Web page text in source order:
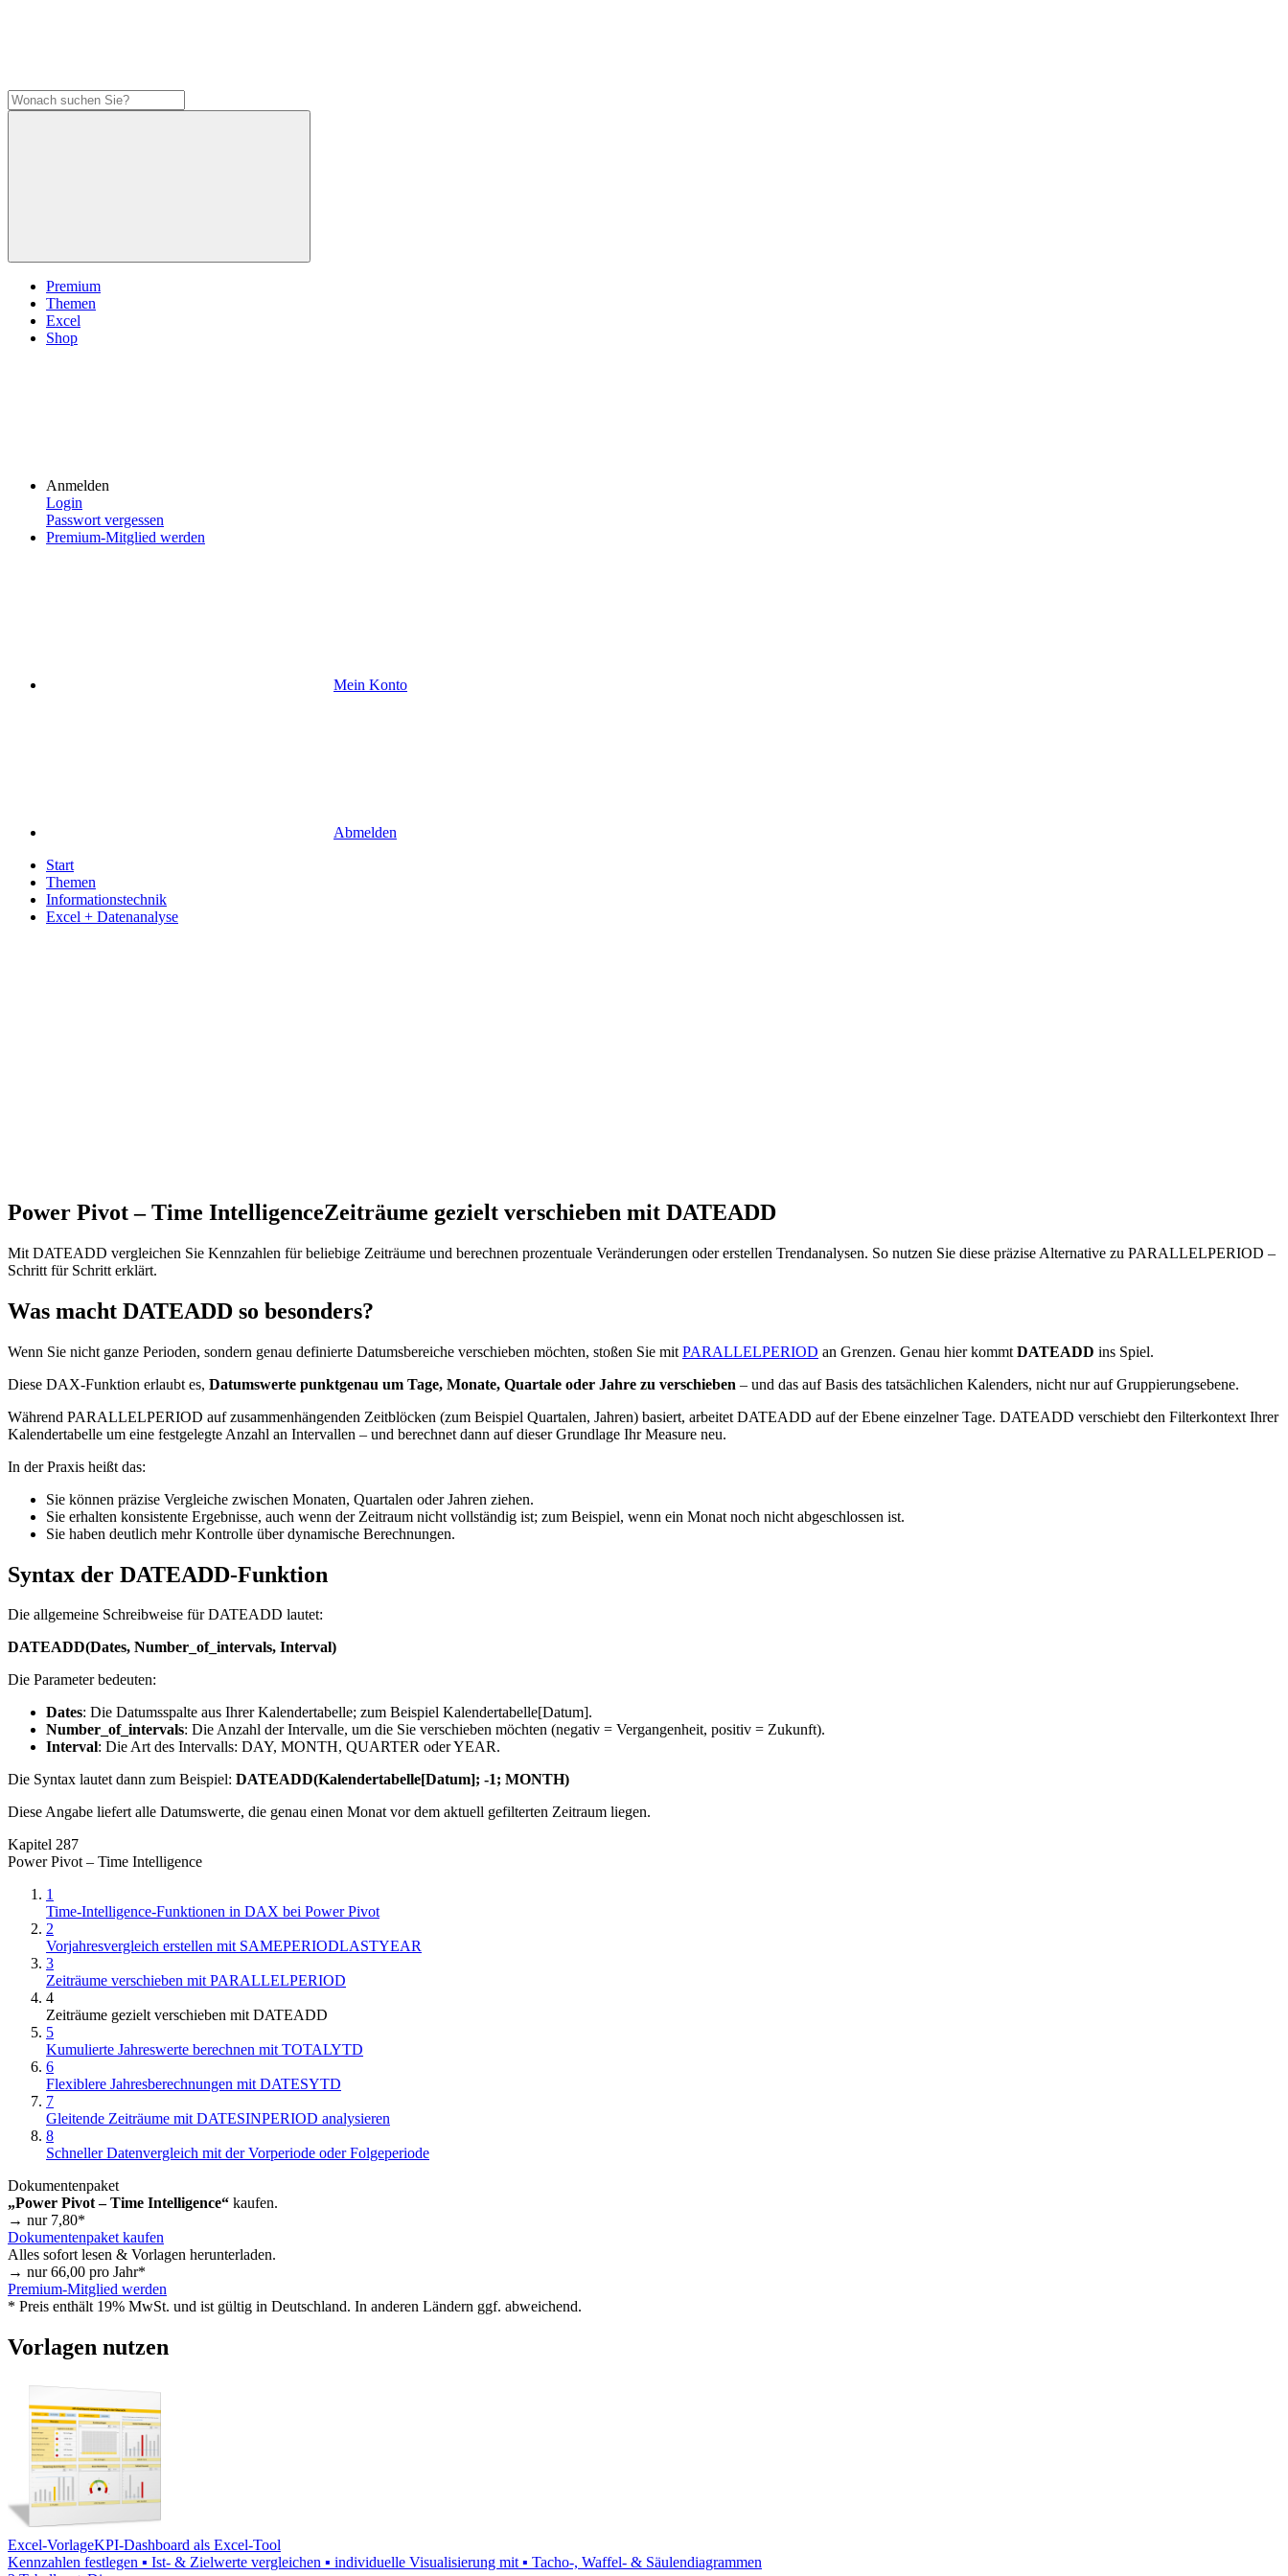
Premium
Themen
Excel
Shop
Anmelden
Login
Passwort vergessen
Premium-Mitglied werden
Mein Konto
Abmelden
Start
Themen
Informationstechnik
Excel + Datenanalyse
Power Pivot – Time IntelligenceZeiträume gezielt verschieben mit DATEADD
Mit DATEADD vergleichen Sie Kennzahlen für beliebige Zeiträume und berechnen prozentuale Veränderungen oder erstellen Trendanalysen. So nutzen Sie diese präzise Alternative zu PARALLELPERIOD –
Schritt für Schritt erklärt.
Was macht DATEADD so besonders?
Wenn Sie nicht ganze Perioden, sondern genau definierte Datumsbereiche verschieben möchten, stoßen Sie mit PARALLELPERIOD an Grenzen. Genau hier kommt DATEADD ins Spiel.
Diese DAX-Funktion erlaubt es, Datumswerte punktgenau um Tage, Monate, Quartale oder Jahre zu verschieben – und das auf Basis des tatsächlichen Kalenders, nicht nur auf Gruppierungsebene.
Während PARALLELPERIOD auf zusammenhängenden Zeitblöcken (zum Beispiel Quartalen, Jahren) basiert, arbeitet DATEADD auf der Ebene einzelner Tage. DATEADD verschiebt den Filterkontext Ihrer
Kalendertabelle um eine festgelegte Anzahl an Intervallen – und berechnet dann auf dieser Grundlage Ihr Measure neu.
In der Praxis heißt das:
Sie können präzise Vergleiche zwischen Monaten, Quartalen oder Jahren ziehen.
Sie erhalten konsistente Ergebnisse, auch wenn der Zeitraum nicht vollständig ist; zum Beispiel, wenn ein Monat noch nicht abgeschlossen ist.
Sie haben deutlich mehr Kontrolle über dynamische Berechnungen.
Syntax der DATEADD-Funktion
Die allgemeine Schreibweise für DATEADD lautet:
DATEADD(Dates, Number_of_intervals, Interval)
Die Parameter bedeuten:
Dates: Die Datumsspalte aus Ihrer Kalendertabelle; zum Beispiel Kalendertabelle[Datum].
Number_of_intervals: Die Anzahl der Intervalle, um die Sie verschieben möchten (negativ = Vergangenheit, positiv = Zukunft).
Interval: Die Art des Intervalls: DAY, MONTH, QUARTER oder YEAR.
Die Syntax lautet dann zum Beispiel: DATEADD(Kalendertabelle[Datum]; -1; MONTH)
Diese Angabe liefert alle Datumswerte, die genau einen Monat vor dem aktuell gefilterten Zeitraum liegen.
Kapitel 287
Power Pivot – Time Intelligence
1
Time-Intelligence-Funktionen in DAX bei Power Pivot
2
Vorjahresvergleich erstellen mit SAMEPERIODLASTYEAR
3
Zeiträume verschieben mit PARALLELPERIOD
4
Zeiträume gezielt verschieben mit DATEADD
5
Kumulierte Jahreswerte berechnen mit TOTALYTD
6
Flexiblere Jahresberechnungen mit DATESYTD
7
Gleitende Zeiträume mit DATESINPERIOD analysieren
8
Schneller Datenvergleich mit der Vorperiode oder Folgeperiode
Dokumentenpaket
„Power Pivot – Time Intelligence“ kaufen.
→ nur 7,80*
Dokumentenpaket kaufen
Alles sofort lesen & Vorlagen herunterladen.
→ nur66,00 pro Jahr*
Premium-Mitglied werden
* Preis enthält 19% MwSt. und ist gültig in Deutschland. In anderen Ländern ggf. abweichend.
Vorlagen nutzen
Excel-VorlageKPI-Dashboard als Excel-Tool
Kennzahlen festlegen ▪ Ist- & Zielwerte vergleichen ▪ individuelle Visualisierung mit ▪ Tacho-, Waffel- & Säulendiagrammen